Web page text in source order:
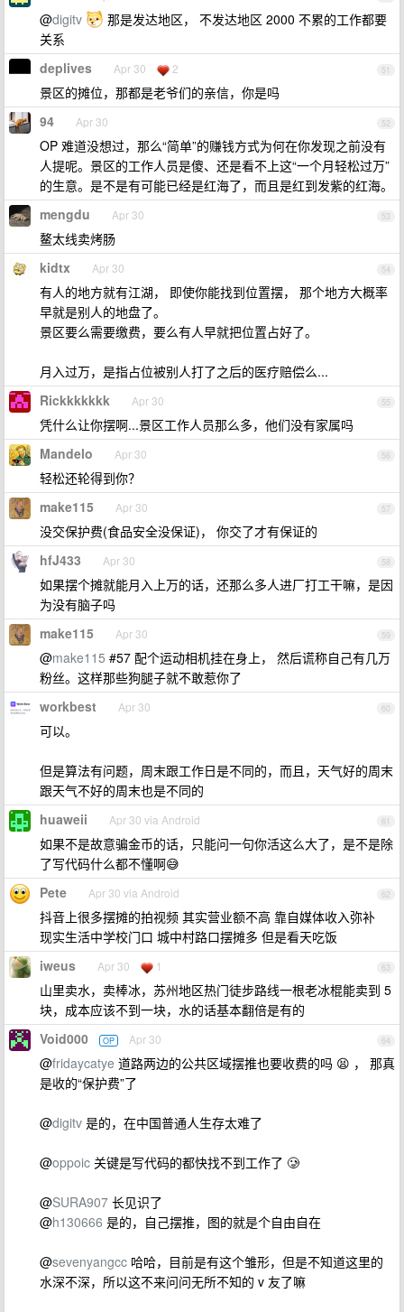
@digitv
那是发达地区， 不发达地区 2000 不累的工作都要
关系
51
deplives Apr 30 2
景区的摊位，那都是老爷们的亲信，你是吗
52
94 Apr 30
OP 难道没想过，那么“简单”的赚钱方式为何在你发现之前没有
人提呢。景区的工作人员是傻、还是看不上这“一个月轻松过万”
的生意。是不是有可能已经是红海了，而且是红到发紫的红海。
53
mengdu Apr 30
鳌太线卖烤肠
54
kidtx Apr 30
有人的地方就有江湖， 即使你能找到位置摆， 那个地方大概率
早就是别人的地盘了。
景区要么需要缴费，要么有人早就把位置占好了。
月入过万，是指占位被别人打了之后的医疗赔偿么...
55
Rickkkkkkk Apr 30
凭什么让你摆啊...景区工作人员那么多，他们没有家属吗
56
Mandelo Apr 30
轻松还轮得到你？
57
make115 Apr 30
没交保护费(食品安全没保证)， 你交了才有保证的
58
hfJ433 Apr 30
如果摆个摊就能月入上万的话，还那么多人进厂打工干嘛，是因
为没有脑子吗
59
make115 Apr 30
@make115 #57 配个运动相机挂在身上， 然后谎称自己有几万
粉丝。这样那些狗腿子就不敢惹你了
60
workbest Apr 30
可以。
但是算法有问题，周末跟工作日是不同的，而且，天气好的周末
跟天气不好的周末也是不同的
61
huaweii Apr 30 via Android
如果不是故意骗金币的话，只能问一句你活这么大了，是不是除
了写代码什么都不懂啊😅
62
Pete Apr 30 via Android
抖音上很多摆摊的拍视频 其实营业额不高 靠自媒体收入弥补
现实生活中学校门口 城中村路口摆摊多 但是看天吃饭
63
iweus Apr 30 1
山里卖水，卖棒冰，苏州地区热门徒步路线一根老冰棍能卖到 5
块，成本应该不到一块，水的话基本翻倍是有的
64
Void000 OP Apr 30
@fridaycatye 道路两边的公共区域摆推也要收费的吗 😫 ， 那真
是收的“保护费”了
@digitv 是的，在中国普通人生存太难了
@oppoic 关键是写代码的都快找不到工作了 🥲
@SURA907 长见识了
@h130666 是的，自己摆推，图的就是个自由自在
@sevenyangcc 哈哈，目前是有这个雏形，但是不知道这里的
水深不深，所以这不来问问无所不知的 v 友了嘛